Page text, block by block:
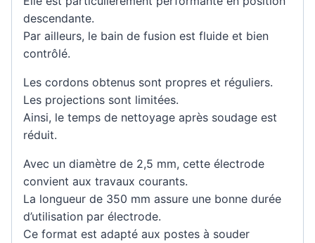
descendante.
Par ailleurs, le bain de fusion est fluide et bien
contrôlé.
Les cordons obtenus sont propres et réguliers.
Les projections sont limitées.
Ainsi, le temps de nettoyage après soudage est
réduit.
Avec un diamètre de 2,5 mm, cette électrode
convient aux travaux courants.
La longueur de 350 mm assure une bonne durée
d’utilisation par électrode.
Ce format est adapté aux postes à souder